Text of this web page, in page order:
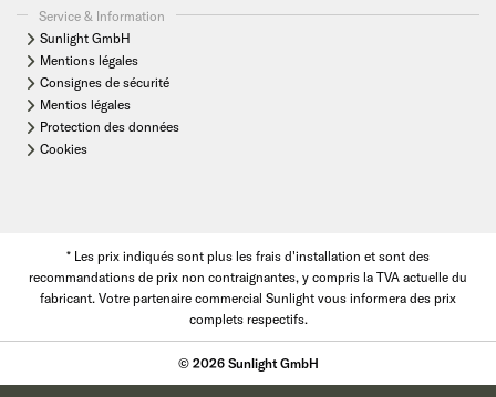
Service & Information
Sunlight GmbH
Mentions légales
Consignes de sécurité
Mentios légales
Protection des données
Cookies
* Les prix indiqués sont plus les frais d'installation et sont des
recommandations de prix non contraignantes, y compris la TVA actuelle du
fabricant. Votre partenaire commercial Sunlight vous informera des prix
complets respectifs.
© 2026 Sunlight GmbH